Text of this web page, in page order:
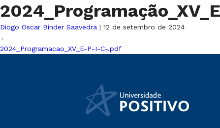
Diogo Oscar Binder Saavedra | 12 de setembro de 2024
←
2024_Programacao_XV_E-P-I-C-.pdf